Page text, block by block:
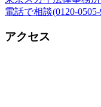
電話で相談(0120-
アクセス